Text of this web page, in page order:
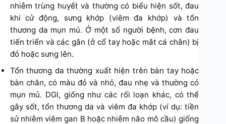
nhiễm trùng huyết và thường có biểu hiện sốt, đau
khi cử động, sưng khớp (viêm đa khớp) và tổn
thương da mụn mủ. Ở một số người bệnh, cơn đau
tiến triển và các gân (ở cổ tay hoặc mắt cá chân) bị
đỏ hoặc sưng lên.
Tổn thương da thường xuất hiện trên bàn tay hoặc
bàn chân, có màu đỏ và nhỏ, đau nhẹ và thường có
mụn mủ. DGI, giống như các rối loạn khác, có thể
gây sốt, tổn thương da và viêm đa khớp (ví dụ: tiền
sử nhiễm viêm gan B hoặc nhiễm não mô cầu) giống